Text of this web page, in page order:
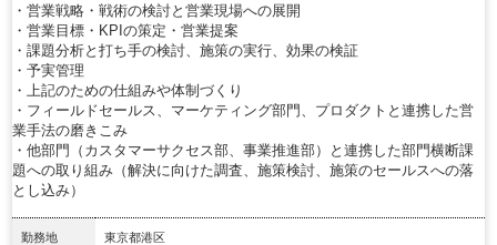
・営業戦略・戦術の検討と営業現場への展開
・営業目標・KPIの策定・営業提案
・課題分析と打ち手の検討、施策の実行、効果の検証
・予実管理
・上記のための仕組みや体制づくり
・フィールドセールス、マーケティング部門、プロダクトと連携した営
業手法の磨きこみ
・他部門（カスタマーサクセス部、事業推進部）と連携した部門横断課
題への取り組み（解決に向けた調査、施策検討、施策のセールスへの落
とし込み）
勤務地 東京都港区